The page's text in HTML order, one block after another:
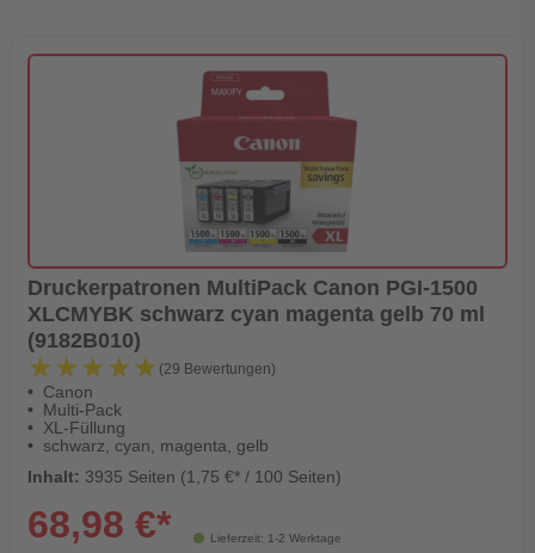
Druckerpatronen MultiPack Canon PGI-1500
XLCMYBK schwarz cyan magenta gelb 70 ml
(9182B010)
★★★★★
★★★★★ (29 Bewertungen)
Canon
Multi-Pack
XL-Füllung
schwarz, cyan, magenta, gelb
Inhalt: 3935 Seiten (1,75 €* / 100 Seiten)
Lieferzeit: 1-2 Werktage
68,98 €*